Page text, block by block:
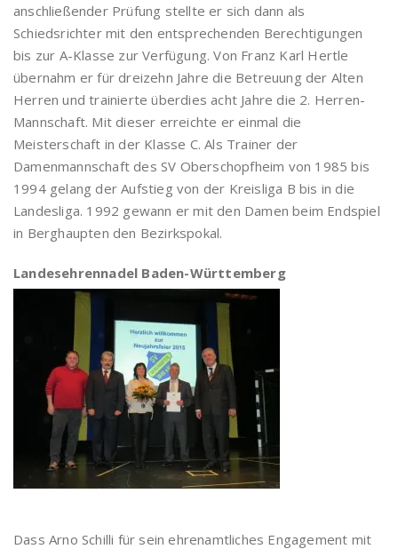
anschließender Prüfung stellte er sich dann als
Schiedsrichter mit den entsprechenden Berechtigungen
bis zur A-Klasse zur Verfügung. Von Franz Karl Hertle
übernahm er für dreizehn Jahre die Betreuung der Alten
Herren und trainierte überdies acht Jahre die 2. Herren-
Mannschaft. Mit dieser erreichte er einmal die
Meisterschaft in der Klasse C. Als Trainer der
Damenmannschaft des SV Oberschopfheim von 1985 bis
1994 gelang der Aufstieg von der Kreisliga B bis in die
Landesliga. 1992 gewann er mit den Damen beim Endspiel
in Berghaupten den Bezirkspokal.
Landesehrennadel Baden-Württemberg
Dass Arno Schilli für sein ehrenamtliches Engagement mit